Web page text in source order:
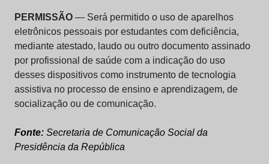
PERMISSÃO — Será permitido o uso de aparelhos
eletrônicos pessoais por estudantes com deficiência,
mediante atestado, laudo ou outro documento assinado
por profissional de saúde com a indicação do uso
desses dispositivos como instrumento de tecnologia
assistiva no processo de ensino e aprendizagem, de
socialização ou de comunicação.
Fonte: Secretaria de Comunicação Social da
Presidência da República